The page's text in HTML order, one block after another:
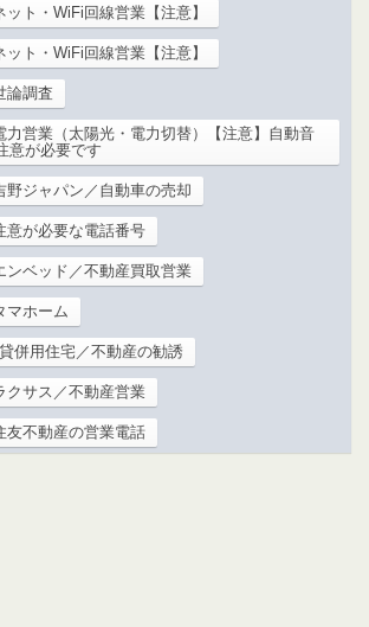
ト・WiFi回線営業【注意】
ト・WiFi回線営業【注意】
論調査
力営業（太陽光・電力切替）【注意】自動音
意が必要です
野ジャパン／自動車の売却
意が必要な電話番号
ンベッド／不動産買取営業
マホーム
併用住宅／不動産の勧誘
クサス／不動産営業
友不動産の営業電話